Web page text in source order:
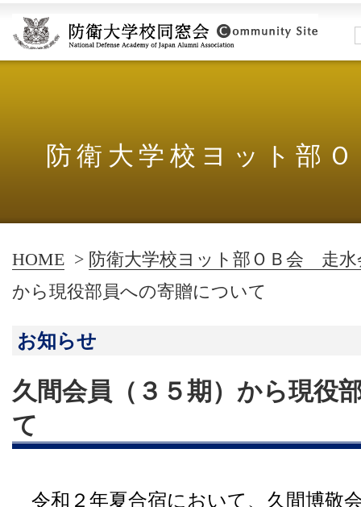
防衛大学校ヨット部
HOME > 防衛大学校ヨット部ＯＢ会 走水
から現役部員への寄贈について
お知らせ
久間会員（３５期）から現役
て
令和２年夏合宿において、久間博敬